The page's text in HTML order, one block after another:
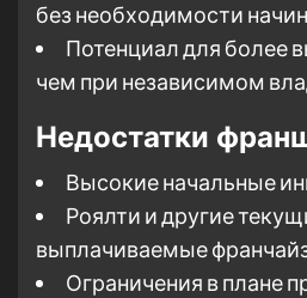
без необходимости
Потенциал для более
чем при независимом
Недостатки
Высокие начальные
Роялти и другие
выплачиваемые
Ограничения в плане